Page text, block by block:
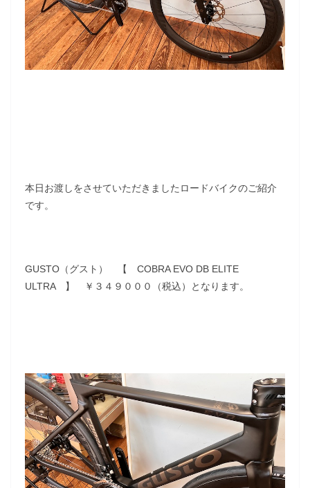
本日お渡しをさせていただきましたロードバイクのご紹介
です。
GUSTO（グスト） 【 COBRA EVO DB ELITE
ULTRA 】 ￥３４９０００（税込）となります。